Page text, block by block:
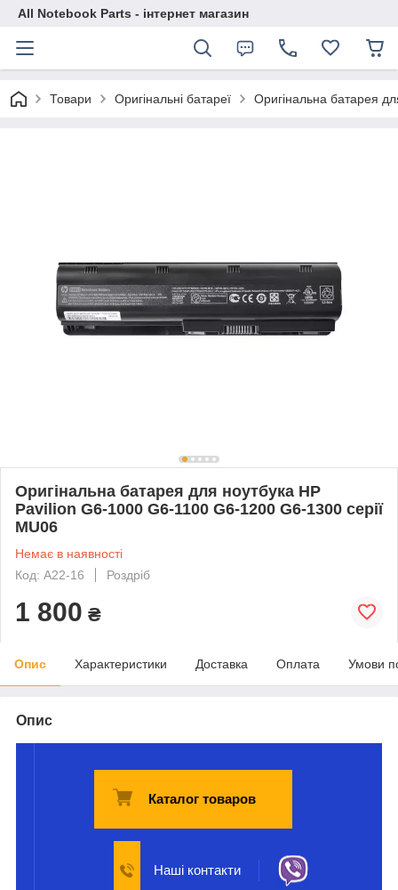
All Notebook Parts - інтернет магазин
Товари Оригінальні батареї Оригінальна батарея
Оригінальна батарея для ноутбука HP
Pavilion G6-1000 G6-1100 G6-1200 G6-1300 серії
MU06
Немає в наявності
Код: A22-16
Роздріб
1 800 ₴
Опис Характеристики Доставка Оплата Умови
Опис
Каталог товаров
Наші контакти